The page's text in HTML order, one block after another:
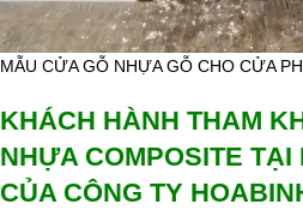
MẪU CỬA GỖ NHỰA GỖ CHO CỬA
KHÁCH HÀNH THAM
NHỰA COMPOSITE TẠI
CỦA CÔNG TY